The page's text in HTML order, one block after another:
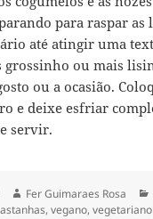
para raspar as
até atingir uma
grossinho ou mais
ou a ocasião.
e deixe esfriar
servir.
Autor
Fer Guimaraes Rosa
,vegano,vegetariano